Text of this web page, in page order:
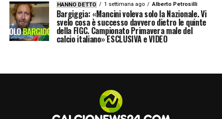
HANNO DETTO 1 settimana ago Alberto Petrosilli
Bargiggia: «Mancini voleva solo la Nazionale. Vi
svelo cosa è successo davvero dietro le quinte
della FIGC. Campionato Primavera male del
calcio italiano» ESCLUSIVA e VIDEO